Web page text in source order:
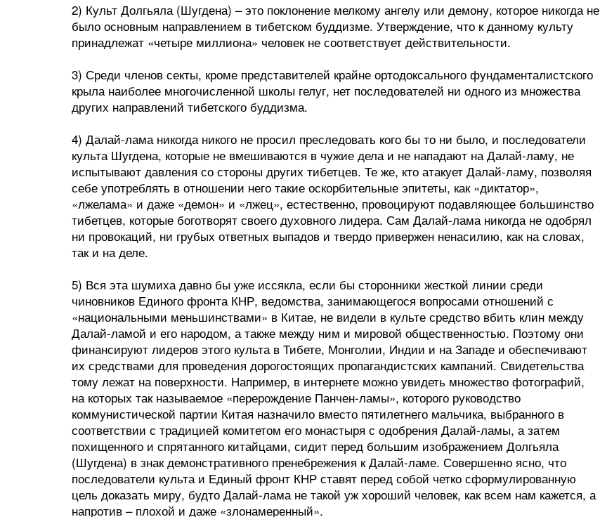
2) Культ Долгьяла (Шугдена) – это поклонение мелкому ангелу или демону, которое никогда не
было основным направлением в тибетском буддизме. Утверждение, что к данному культу
принадлежат «четыре миллиона» человек не соответствует действительности.
3) Среди членов секты, кроме представителей крайне ортодоксального фундаменталистского
крыла наиболее многочисленной школы гелуг, нет последователей ни одного из множества
других направлений тибетского буддизма.
4) Далай-лама никогда никого не просил преследовать кого бы то ни было, и последователи
культа Шугдена, которые не вмешиваются в чужие дела и не нападают на Далай-ламу, не
испытывают давления со стороны других тибетцев. Те же, кто атакует Далай-ламу, позволяя
себе употреблять в отношении него такие оскорбительные эпитеты, как «диктатор»,
«лжелама» и даже «демон» и «лжец», естественно, провоцируют подавляющее большинство
тибетцев, которые боготворят своего духовного лидера. Сам Далай-лама никогда не одобрял
ни провокаций, ни грубых ответных выпадов и твердо привержен ненасилию, как на словах,
так и на деле.
5) Вся эта шумиха давно бы уже иссякла, если бы сторонники жесткой линии среди
чиновников Единого фронта КНР, ведомства, занимающегося вопросами отношений с
«национальными меньшинствами» в Китае, не видели в культе средство вбить клин между
Далай-ламой и его народом, а также между ним и мировой общественностью. Поэтому они
финансируют лидеров этого культа в Тибете, Монголии, Индии и на Западе и обеспечивают
их средствами для проведения дорогостоящих пропагандистских кампаний. Свидетельства
тому лежат на поверхности. Например, в интернете можно увидеть множество фотографий,
на которых так называемое «перерождение Панчен-ламы», которого руководство
коммунистической партии Китая назначило вместо пятилетнего мальчика, выбранного в
соответствии с традицией комитетом его монастыря с одобрения Далай-ламы, а затем
похищенного и спрятанного китайцами, сидит перед большим изображением Долгьяла
(Шугдена) в знак демонстративного пренебрежения к Далай-ламе. Совершенно ясно, что
последователи культа и Единый фронт КНР ставят перед собой четко сформулированную
цель доказать миру, будто Далай-лама не такой уж хороший человек, как всем нам кажется, а
напротив – плохой и даже «злонамеренный».